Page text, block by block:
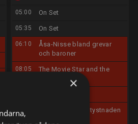
05:00 On Set
05:35 On Set
06:10
Åsa-Nisse bland grevar
och baroner
08:05
The Movie Star and the
Bombshell - När tystnaden
×